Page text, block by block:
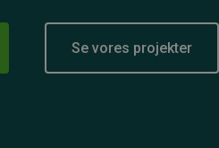
Se vores projekter